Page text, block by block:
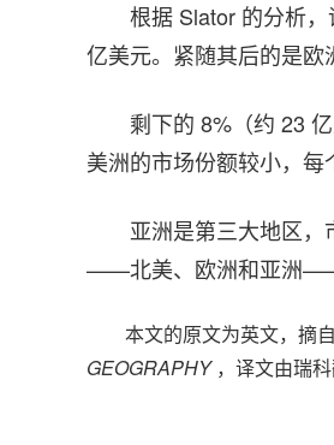
根据 Slator 的分析
亿美元。紧随其后的是欧
剩下的 8%（约 23
美洲的市场份额较小，每
亚洲是第三大地区
——北美、欧洲和亚洲——
本文的原文为英文，摘自
GEOGRAPHY ，译文由瑞